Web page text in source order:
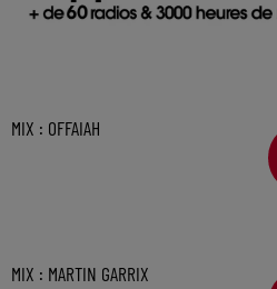
MIX : OFFAIAH
MIX : MARTIN GARRIX